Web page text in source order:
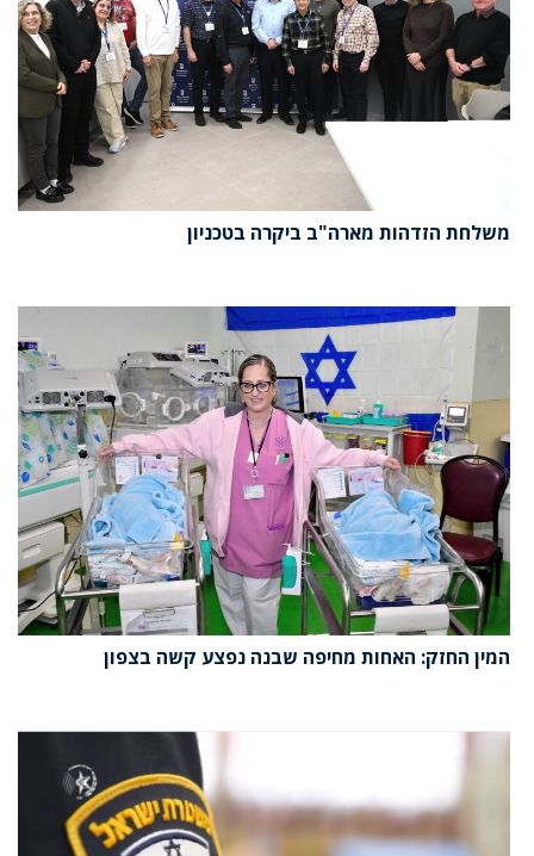
משלחת הזדהות מארה"ב ביקרה בטכניון
המין החזק: האחות מחיפה שבנה נפצע קשה בצפון